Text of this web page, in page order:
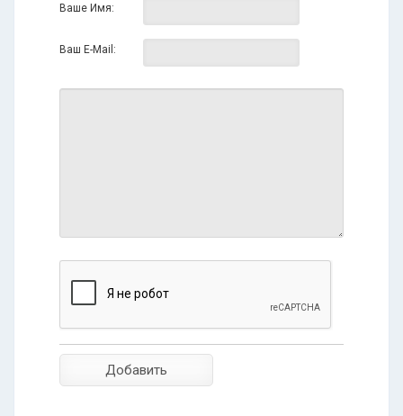
Ваше Имя:
Ваш E-Mail: